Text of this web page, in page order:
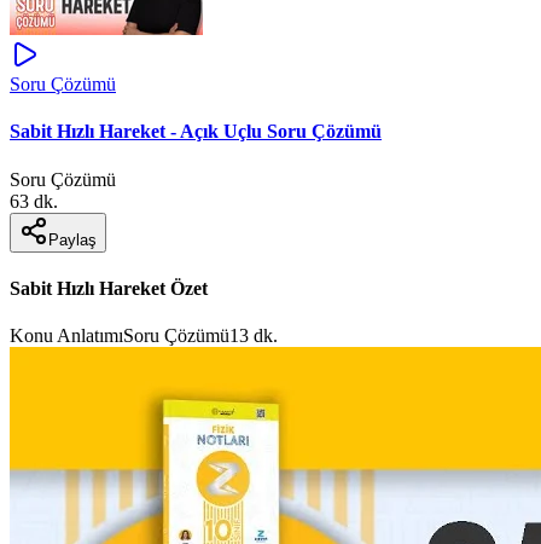
Soru Çözümü
Sabit Hızlı Hareket - Açık Uçlu Soru Çözümü
Soru Çözümü
63 dk.
Paylaş
Sabit Hızlı Hareket Özet
Konu AnlatımıSoru Çözümü13 dk.